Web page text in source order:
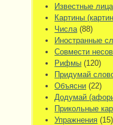
Известные лица
Картины
Числа(88)
Иностранные
Совмести
Рифмы (120)
Придумай
Объясни (22)
Додумай
Прикольные
Упражнения (15)